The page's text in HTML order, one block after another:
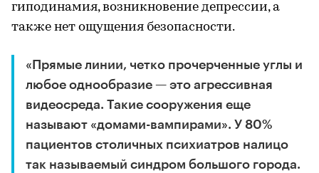
гиподинамия, возникновение депрессии, а
также нет ощущения безопасности.
«Прямые линии, четко прочерченные углы и
любое однообразие — это агрессивная
видеосреда. Такие сооружения еще
называют «домами-вампирами». У 80%
пациентов столичных психиатров налицо
так называемый синдром большого города.